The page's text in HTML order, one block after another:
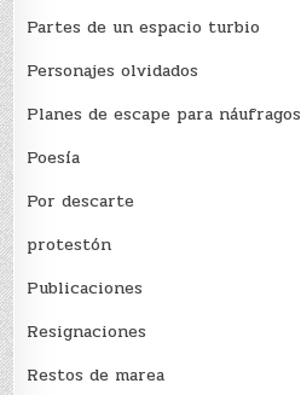
Partes de un espacio turbio
Personajes olvidados
Planes de escape para náufragos
Poesía
Por descarte
protestón
Publicaciones
Resignaciones
Restos de marea